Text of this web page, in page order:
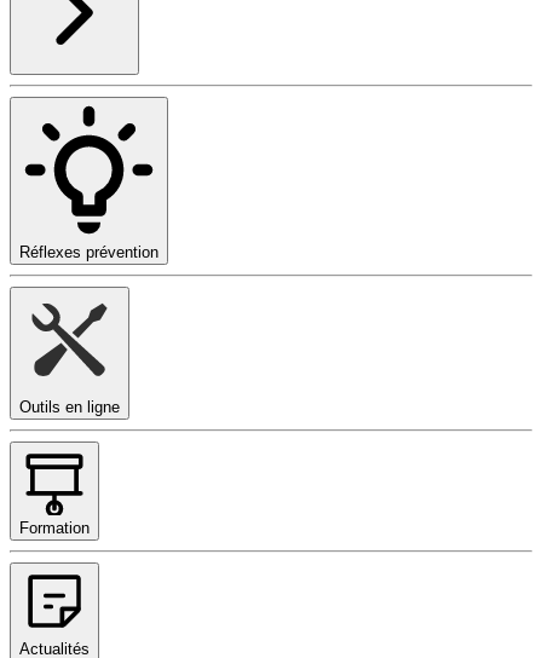
Réflexes prévention
Outils en ligne
Formation
Actualités